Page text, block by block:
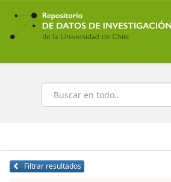
Ir
contenido
principal
Buscar
Filtrar resultados